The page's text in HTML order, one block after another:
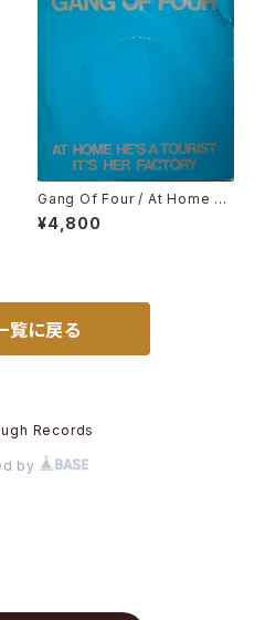
Gang Of Four / At Home H
e's A Tourist / It's Her Fact
ory
¥4,800
覧に戻る
Records
by